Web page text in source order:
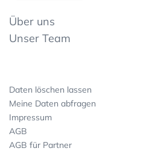
Über uns
Unser Team
Daten löschen lassen
Meine Daten abfragen
Impressum
AGB
AGB für Partner